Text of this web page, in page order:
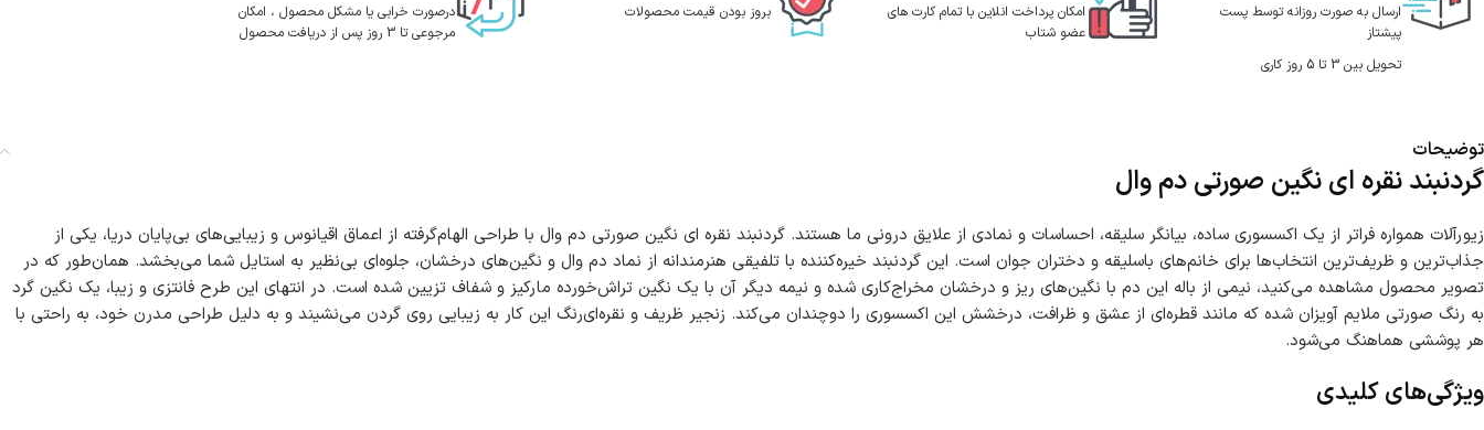
ارسال به صورت روزانه توسط پست
پیشتاز
تحویل بین 3 تا 5 روز کاری
امکان پرداخت انلاین با تمام کارت های
عضو شتاب
بروز بودن قیمت محصولات
درصورت خرابی یا مشکل محصول ، امکان
مرجوعی تا 3 روز پس از دریافت محصول
توضیحات
گردنبند نقره ای نگین صورتی دم وال
زیورآلات همواره فراتر از یک اکسسوری ساده، بیانگر سلیقه، احساسات و نمادی از علایق درونی ما هستند. گردنبند نقره ای نگین صورتی دم وال با طراحی الهام‌گرفته از اعماق اقیانوس و زیبایی‌های بی‌پایان دریا، یکی از
جذاب‌ترین و ظریف‌ترین انتخاب‌ها برای خانم‌های باسلیقه و دختران جوان است. این گردنبند خیره‌کننده با تلفیقی هنرمندانه از نماد دم وال و نگین‌های درخشان، جلوه‌ای بی‌نظیر به استایل شما می‌بخشد. همان‌طور که در
تصویر محصول مشاهده می‌کنید، نیمی از باله این دم با نگین‌های ریز و درخشان مخراج‌کاری شده و نیمه دیگر آن با یک نگین تراش‌خورده مارکیز و شفاف تزیین شده است. در انتهای این طرح فانتزی و زیبا، یک نگین گرد
به رنگ صورتی ملایم آویزان شده که مانند قطره‌ای از عشق و ظرافت، درخشش این اکسسوری را دوچندان می‌کند. زنجیر ظریف و نقره‌ای‌رنگ این کار به زیبایی روی گردن می‌نشیند و به دلیل طراحی مدرن خود، به راحتی با
هر پوششی هماهنگ می‌شود.
ویژگی‌های کلیدی